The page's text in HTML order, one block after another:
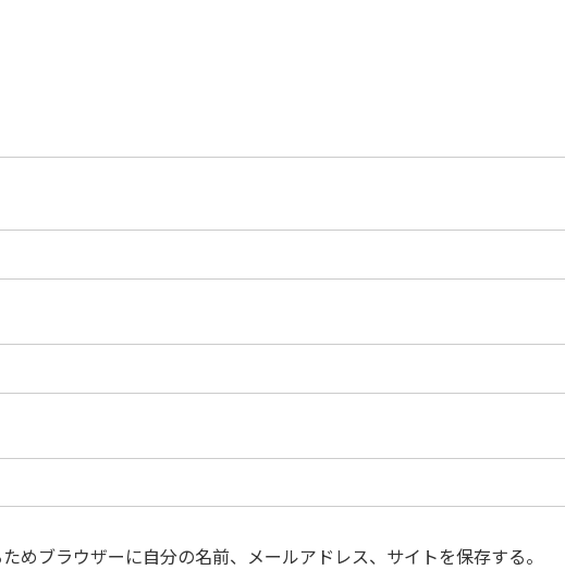
めブラウザーに自分の名前、メールアドレス、サイトを保存する。